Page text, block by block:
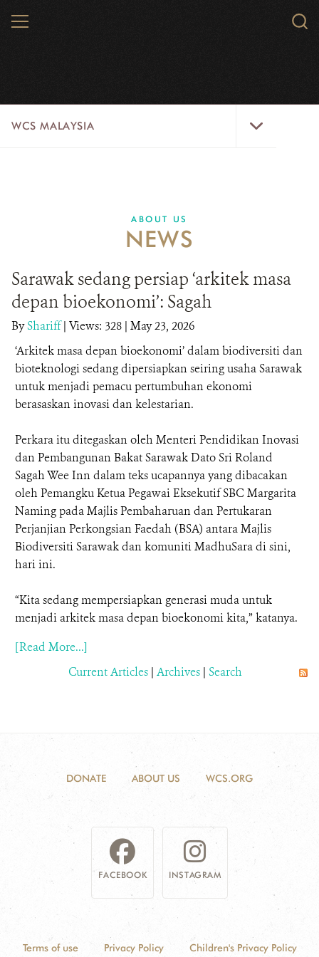
MENU
WCS MALAYSIA
ABOUT US
SOCIALLINKS
ABOUT US
NEWS
​​​​​​​Sarawak sedang persiap ‘arkitek masa
depan bioekonomi’: Sagah
ByShariff| Views: 328 | May 23, 2026
‘Arkitek masa depan bioekonomi’ dalam biodiversiti dan
bioteknologi sedang dipersiapkan seiring usaha Sarawak
untuk menjadi pemacu pertumbuhan ekonomi
berasaskan inovasi dan kelestarian.
Perkara itu ditegaskan oleh Menteri Pendidikan Inovasi
dan Pembangunan Bakat Sarawak Dato Sri Roland
Sagah Wee Inn dalam teks ucapannya yang dibacakan
oleh Pemangku Ketua Pegawai Eksekutif SBC Margarita
Naming pada Majlis Pembaharuan dan Pertukaran
Perjanjian Perkongsian Faedah (BSA) antara Majlis
Biodiversiti Sarawak dan komuniti MadhuSara di sini,
hari ini.
“Kita sedang mempersiapkan generasi muda untuk
menjadi arkitek masa depan bioekonomi kita,” katanya.
[Read More...]
Current Articles | Archives | Search
DONATE ABOUT US WCS.ORG
FACEBOOK INSTAGRAM
Terms of use Privacy Policy Children's Privacy Policy